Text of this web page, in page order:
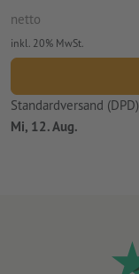
netto
inkl. 20% MwSt.
Standardversand (DPD)
Mi, 12. Aug.